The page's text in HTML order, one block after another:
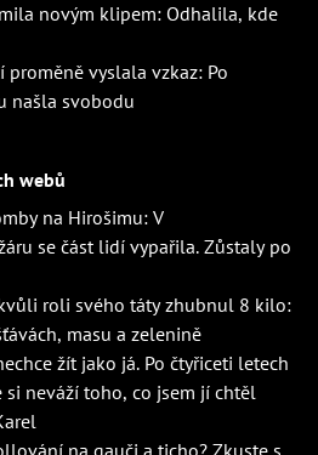
novým klipem: Odhalila, kde
proměně vyslala vzkaz: Po
našla svobodu
webů
na Hirošimu: V
se část lidí vypařila. Zůstaly po
roli svého táty zhubnul 8 kilo:
masu a zelenině
žít jako já. Po čtyřiceti letech
si neváží toho, co jsem jí chtěl